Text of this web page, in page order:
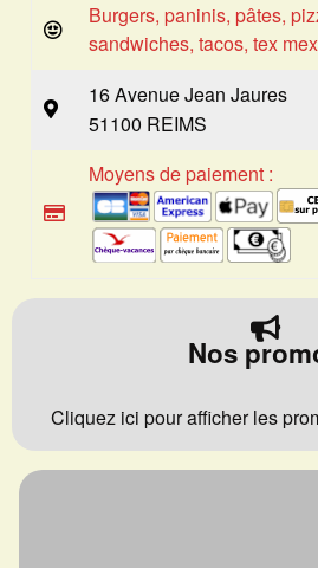
Burgers, paninis, pâtes,
sandwiches, tacos, tex
16 Avenue Jean Jaures
51100 REIMS
Moyens de paiement :
Nos
Cliquez ici pour afficher les